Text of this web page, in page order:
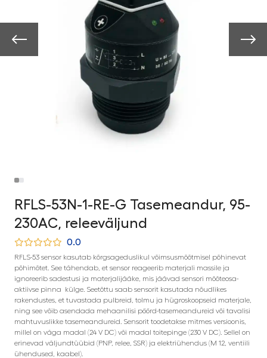
RFLS-53N-1-RE-G Tasemeandur, 95-
230AC, releeväljund
0.0
RFLS-53 sensor kasutab kõrgsageduslikul võimsusmõõtmisel põhinevat
põhimõtet. See tähendab, et sensor reageerib materjali massile ja
ignoreerib sadestusi ja materjalijääke, mis jäävad sensori mõõteosa-
aktiivse pinna külge. Seetõttu saab sensorit kasutada nõudlikes
rakendustes, et tuvastada pulbreid, tolmu ja hügroskoopseid materjale,
ning see võib asendada mehaanilisi pöörd-tasemeandureid või tavalisi
mahtuvuslikke tasemeandureid. Sensorit toodetakse mitmes versioonis,
millel on väga madal (24 V DC) või madal toitepinge (230 V DC). Sellel on
erinevad väljundtüübid (PNP, relee, SSR) ja elektriühendus (M 12, ventiili
ühendused, kaabel).